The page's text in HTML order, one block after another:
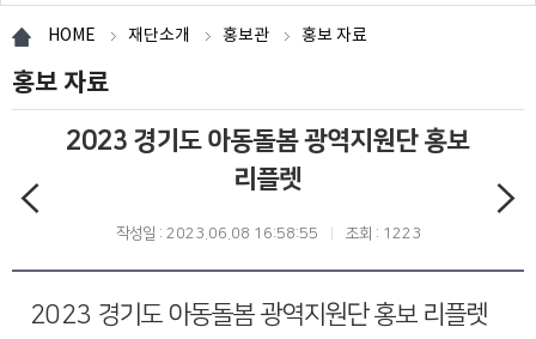
재단조직
오시는길
HOME 재단소개 홍보관 홍보 자료
홍보 자료
2023 경기도 아동돌봄 광역지원단 홍보
리플렛
작성일 : 2023.06.08 16:58:55 조회 : 1223
2023 경기도 아동돌봄 광역지원단 홍보 리플렛